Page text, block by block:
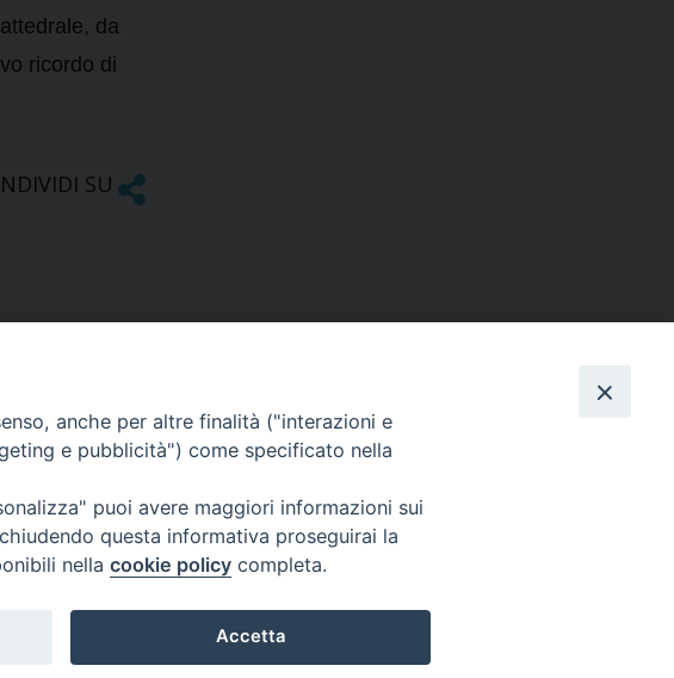
da
ricordo di
SU
(BA)
SEGUICI SU
Facebook
Instagram
X YouTube
anche per altre finalità ("interazioni e
e pubblicità") come specificato nella
puoi avere maggiori informazioni sui
questa informativa proseguirai la
nella cookie policy completa.
Accetta